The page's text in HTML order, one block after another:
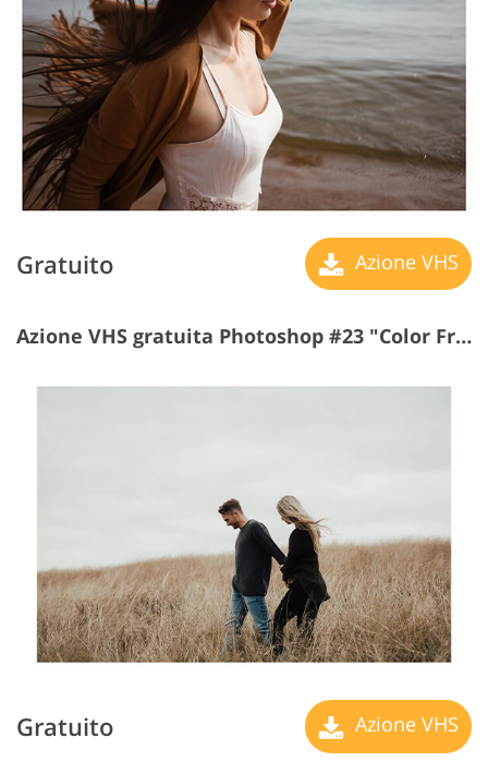
Gratuito Azione VHS
Azione VHS gratuita Photoshop #23 "Color Frame"
Gratuito Azione VHS